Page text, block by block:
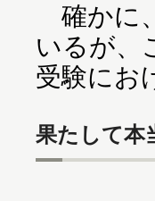
確かに
いるが、
受験にお
果たして本